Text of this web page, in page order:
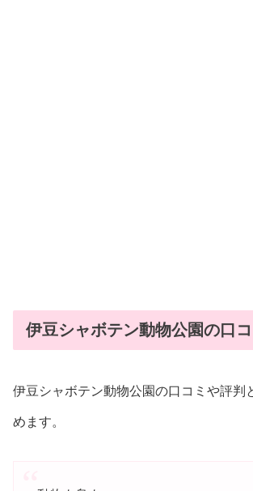
伊豆シャボテン動物公園の口コ
伊豆シャボテン動物公園の口コミや評判
めます。